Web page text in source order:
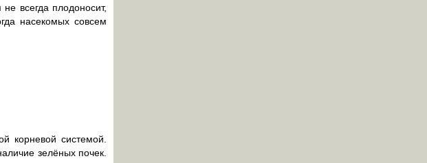
всегда плодоносит,
насекомых совсем
корневой системой.
зелёных почек.